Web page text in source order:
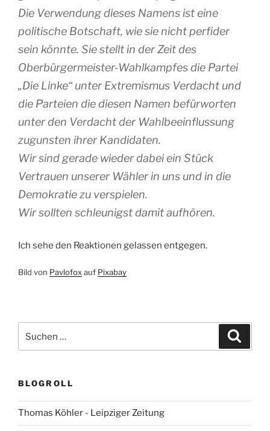
Die Verwendung dieses Namens ist eine
politische Botschaft, wie sie nicht perfider
sein könnte. Sie stellt in der Zeit des
Oberbürgermeister-Wahlkampfes die Partei
„Die Linke“ unter Extremismus Verdacht und
die Parteien die diesen Namen befürworten
unter den Verdacht der Wahlbeeinflussung
zugunsten ihrer Kandidaten.
Wir sind gerade wieder dabei ein Stück
Vertrauen unserer Wähler in uns und in die
Demokratie zu verspielen.
Wir sollten schleunigst damit aufhören.
Ich sehe den Reaktionen gelassen entgegen.
Bild von Pavlofoxauf Pixabay
nach:
BLOGROLL
Thomas Köhler - Leipziger Zeitung